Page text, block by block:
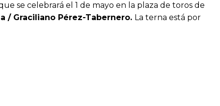
se celebrará el 1 de mayo en la plaza de toros de
/ Graciliano Pérez-Tabernero. La terna está por